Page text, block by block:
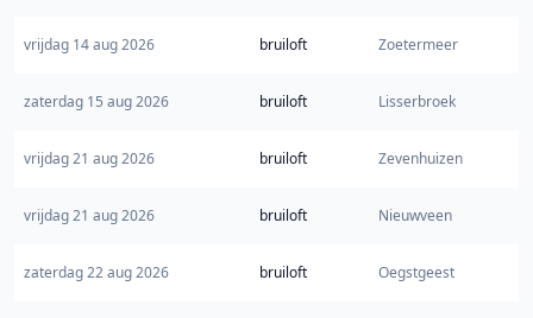
vrijdag 14 aug 2026 bruiloft Zoetermeer
zaterdag 15 aug 2026 bruiloft Lisserbroek
vrijdag 21 aug 2026 bruiloft Zevenhuizen
vrijdag 21 aug 2026 bruiloft Nieuwveen
zaterdag 22 aug 2026 bruiloft Oegstgeest